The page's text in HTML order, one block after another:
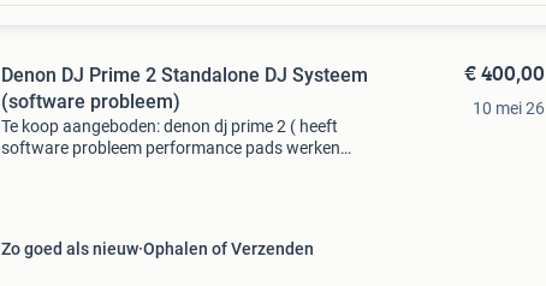
Denon DJ Prime 2 Standalone DJ Systeem
(software probleem)
Te koop aangeboden: denon dj prime 2 ( heeft
software probleem performance pads werken
Zo goed als nieuw Ophalen of Verzenden
€ 400,00
10 mei 26